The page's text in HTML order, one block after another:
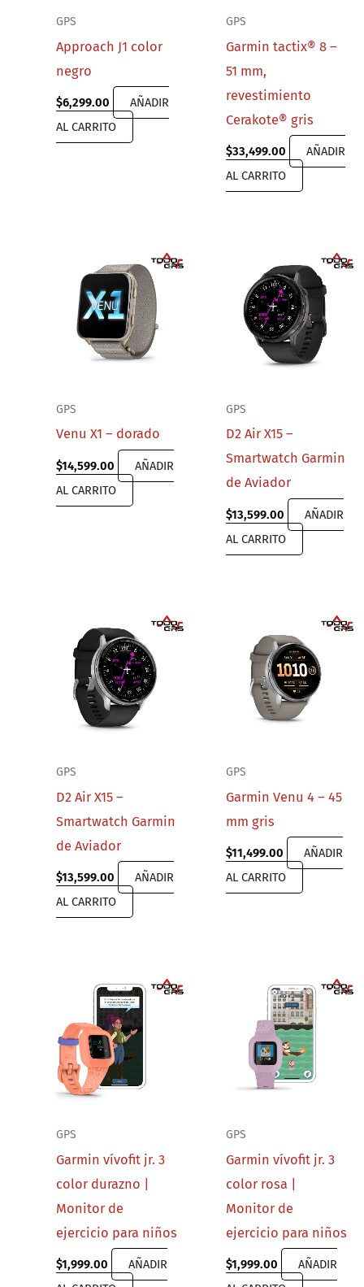
GPS
Approach J1 color
negro
$6,299.00
AÑADIR
AL CARRITO
GPS
Garmin tactix® 8 –
51 mm,
revestimiento
Cerakote® gris
$33,499.00
AÑADIR
AL CARRITO
GPS
Venu X1 – dorado
$14,599.00
AÑADIR
AL CARRITO
GPS
D2 Air X15 –
Smartwatch Garmin
de Aviador
$13,599.00
AÑADIR
AL CARRITO
GPS
D2 Air X15 –
Smartwatch Garmin
de Aviador
$13,599.00
AÑADIR
AL CARRITO
GPS
Garmin Venu 4 – 45
mm gris
$11,499.00
AÑADIR
AL CARRITO
GPS
Garmin vívofit jr. 3
color durazno |
Monitor de
ejercicio para niños
$1,999.00
AÑADIR
GPS
Garmin vívofit jr. 3
color rosa |
Monitor de
ejercicio para niños
$1,999.00
AÑADIR